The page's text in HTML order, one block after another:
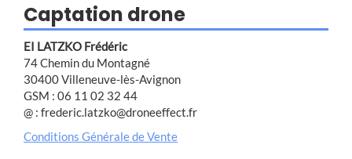
Captation drone
EI LATZKO Frédéric
74 Chemin du Montagné
30400 Villeneuve-lès-Avignon
GSM : 06 11 02 32 44
@ : frederic.latzko@droneeffect.fr
Conditions Générale de Vente